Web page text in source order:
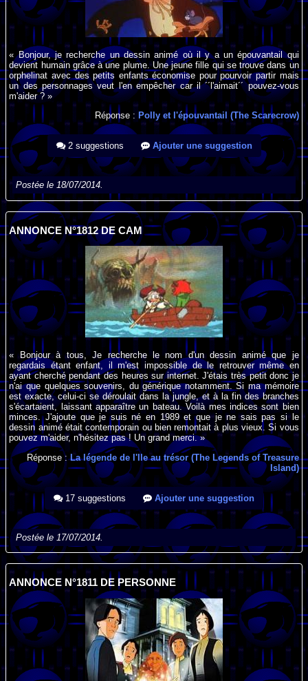
« Bonjour, je recherche un dessin animé où il y a un épouvantail qui
devient humain grâce à une plume. Une jeune fille qui se trouve dans un
orphelinat avec des petits enfants économise pour pourvoir partir mais
un des personnages veut l'en empêcher car il ´´l'aimait´´ pouvez-vous
m'aider ? »
Réponse : Polly et l'épouvantail (The Scarecrow)
2 suggestions Ajouter une suggestion
Postée le 18/07/2014.
ANNONCE N°1812 DE CAM
« Bonjour à tous, Je recherche le nom d'un dessin animé que je
regardais étant enfant, il m'est impossible de le retrouver même en
ayant cherché pendant des heures sur internet. J'étais très petit donc je
n'ai que quelques souvenirs, du générique notamment. Si ma mémoire
est exacte, celui-ci se déroulait dans la jungle, et à la fin des branches
s'écartaient, laissant apparaître un bateau. Voilà mes indices sont bien
minces. J'ajoute que je suis né en 1989 et que je ne sais pas si le
dessin animé était contemporain ou bien remontait à plus vieux. Si vous
pouvez m'aider, n'hésitez pas ! Un grand merci. »
Réponse :La légende de l'Ile au trésor (The Legends of Treasure
Island)
17 suggestions Ajouter une suggestion
Postée le 17/07/2014.
ANNONCE N°1811 DE PERSONNE